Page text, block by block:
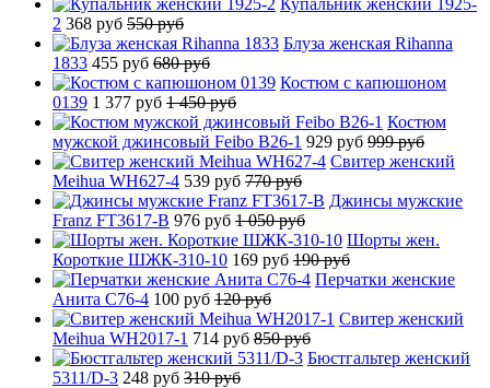
2 368 руб 550 руб
Блуза женская Rihanna
1833 455 руб 680 руб
Костюм с капюшоном
0139 1 377 руб 1 450 руб
Костюм
мужской джинсовый Feibo B26-1 929 руб 999 руб
Свитер женский
Meihua WH627-4 539 руб 770 руб
Джинсы мужские
Franz FT3617-B 976 руб 1 050 руб
Шорты жен.
Короткие ШЖК-310-10 169 руб 190 руб
Перчатки женские
Анита C76-4 100 руб 120 руб
Свитер женский
Meihua WH2017-1 714 руб 850 руб
Бюстгальтер женский
5311/D-3 248 руб 310 руб